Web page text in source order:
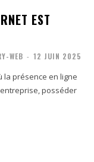
EST
WEB - 12 JUIN 2025
la présence en ligne
posséder